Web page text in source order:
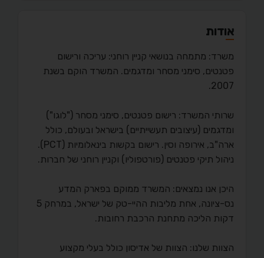
אודות
משרד: מתמחה בנושאי קניין רוחני: עריכה ורישום
פטנטים, סימני מסחר ומדגמים. המשרד הוקם בשנת
2007.
שרותי המשרד: רישום פטנטים, סימני מסחר ("לוגו")
ומדגמים (עיצובים תעשייתיים) בישראל ובעולם, כולל
ארה"ב, אירופה וסין. רישום בקשות בינאלומיות (PCT).
ניהול תיקי פטנטים (פורטפוליו) וקניין רוחני של חברות.
היכן אנו נמצאים: המשרד ממוקם בפארק המדע
נס-ציונה, אחת מליבות ההיי-טק של ישראל, במרחק 5
דקות הליכה מתחנת הרכבת רחובות.
הצוות שלנו: הצוות של אדיסון כולל בעלי מקצוע